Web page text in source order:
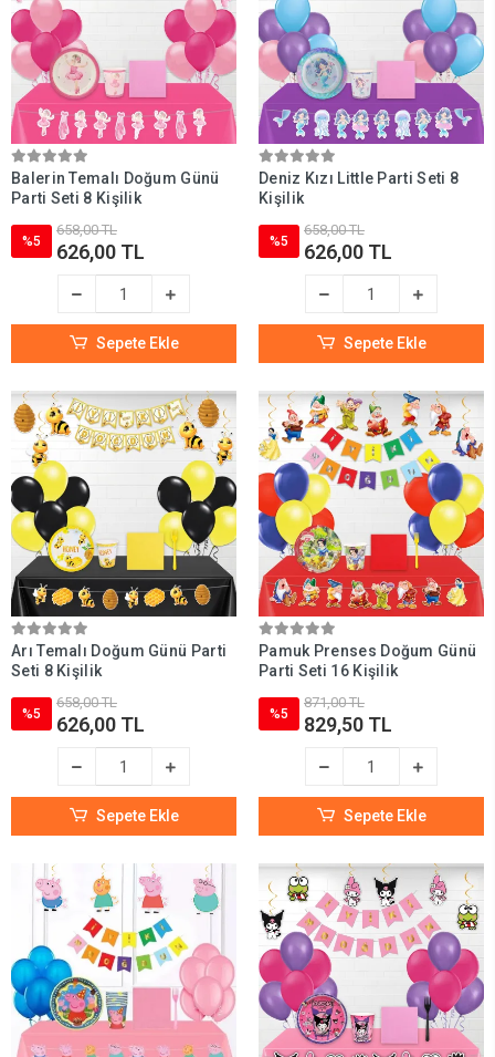
Balerin Temalı Doğum Günü
Parti Seti 8 Kişilik
%5
658,00 TL
626,00 TL
Sepete Ekle
Deniz Kızı Little Parti Seti 8
Kişilik
%5
658,00 TL
626,00 TL
Sepete Ekle
Arı Temalı Doğum Günü Parti
Seti 8 Kişilik
%5
658,00 TL
626,00 TL
Sepete Ekle
Pamuk Prenses Doğum Günü
Parti Seti 16 Kişilik
%5
871,00 TL
829,50 TL
Sepete Ekle